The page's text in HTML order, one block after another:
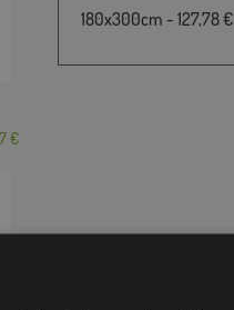
€
180x300cm - 127,78 €